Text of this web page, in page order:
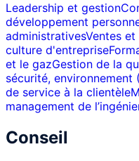
Leadership et gestion
développement
administrativesVentes
culture d'entreprise
et le gazGestion de la
sécurité, environnement
de service à la clientèle
management de
Conseil